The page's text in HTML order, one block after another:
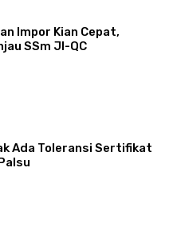
Impor Kian Cepat,
SSm JI-QC
Ada Toleransi Sertifikat